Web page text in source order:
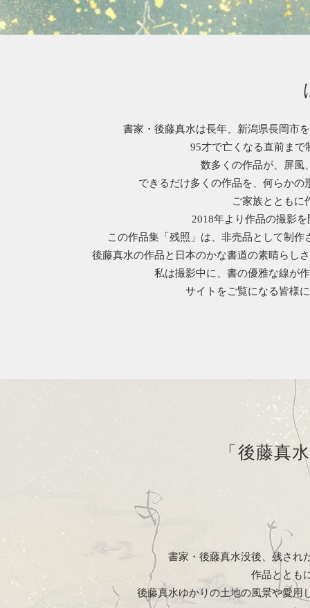
書家・後藤真水は長年、新潟県長岡市
95才で亡くなる直前まで
数多くの作品が、屏風
できるだけ多くの作品を、何らか
ご家族とともに
2018年より作品の撮影
この作品集「残照」は、非売品として制作
後藤真水の作品と日本のかな書道の素晴らし
私は撮影中に、書の優雅な線が
サイトをご覧になる皆様
「後藤真
書家・後藤真水没後、残され
作品ととも
後藤真水ゆかりの土地の風景や愛用